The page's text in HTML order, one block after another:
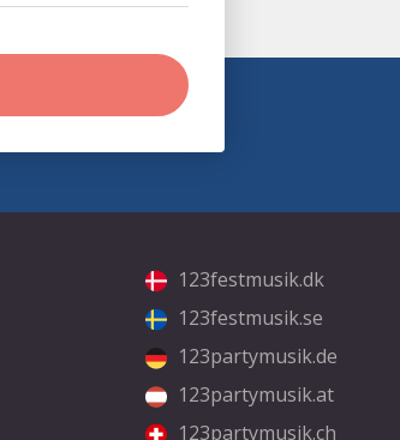
123festmusik.dk
123festmusik.se
123partymusik.de
123partymusik.at
123partymusik.ch